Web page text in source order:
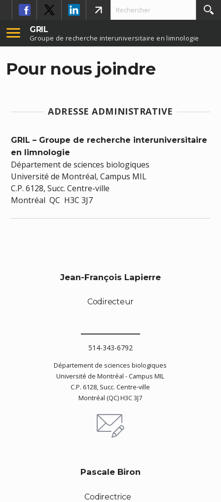
GRIL
Groupe de recherche interuniversitaire en limnologie
Pour nous joindre
ADRESSE ADMINISTRATIVE
GRIL – Groupe de recherche interuniversitaire
en limnologie
Département de sciences biologiques
Université de Montréal, Campus MIL
C.P. 6128, Succ. Centre-ville
Montréal QC H3C 3J7
Jean-François Lapierre
Codirecteur
514-343-6792
Département de sciences biologiques
Université de Montréal -Campus MIL
C.P. 6128, Succ. Centre-ville
Montréal (QC) H3C 3J7
Pascale Biron
Codirectrice